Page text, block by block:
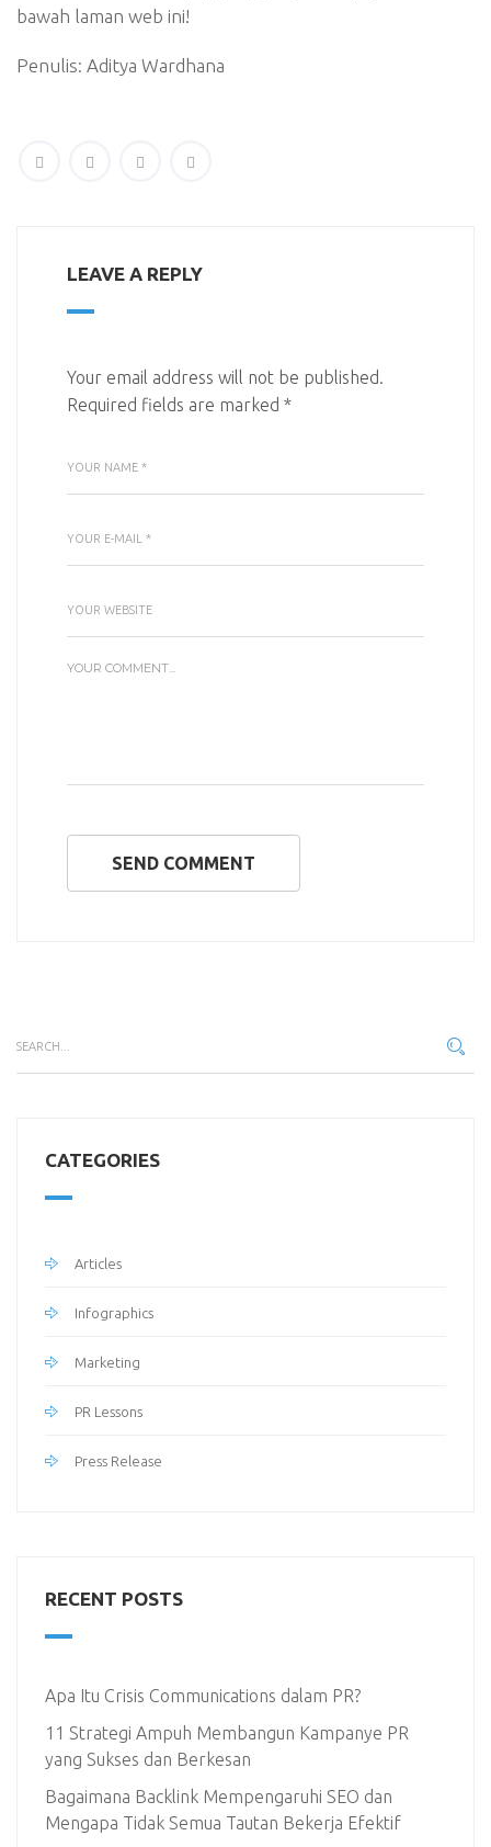
bawah laman web ini!
Penulis: Aditya Wardhana
LEAVE A REPLY
Your email address will not be published.
Required fields are marked *
SEND COMMENT
CATEGORIES
Articles
Infographics
Marketing
PR Lessons
Press Release
RECENT POSTS
Apa Itu Crisis Communications dalam PR?
11 Strategi Ampuh Membangun Kampanye PR
yang Sukses dan Berkesan
Bagaimana Backlink Mempengaruhi SEO dan
Mengapa Tidak Semua Tautan Bekerja Efektif